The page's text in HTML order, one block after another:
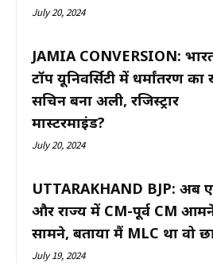
July 20, 2024
JAMIA CONVERSION:
टॉप यूनिवर्सिटी में धर्मांतरण
सचिन बना अली, रजिस्ट्रार
मास्टरमाइंड?
July 20, 2024
UTTARAKHAND BJP: अब
और राज्य में CM-पूर्व CM
सामने, बताया मैं MLC था वो
July 19, 2024